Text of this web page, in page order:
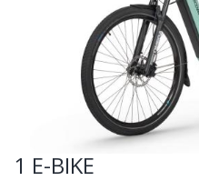
1 E-BIKE